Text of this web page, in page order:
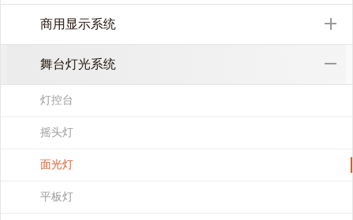
商用显示系统
舞台灯光系统
灯控台
摇头灯
面光灯
平板灯